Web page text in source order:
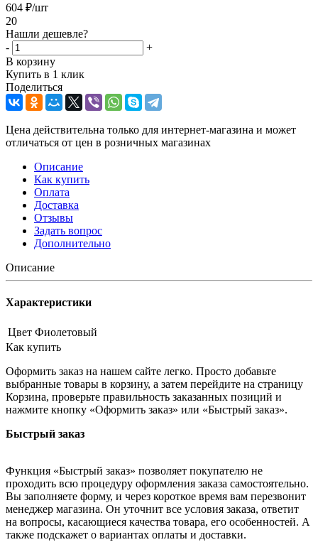
604 ₽/шт
20
Нашли дешевле?
-
+
В корзину
Купить в 1 клик
Поделиться
Цена действительна только для интернет-магазина и может
отличаться от цен в розничных магазинах
Описание
Как купить
Оплата
Доставка
Отзывы
Задать вопрос
Дополнительно
Описание
Характеристики
Цвет Фиолетовый
Как купить
Оформить заказ на нашем сайте легко. Просто добавьте
выбранные товары в корзину, а затем перейдите на страницу
Корзина, проверьте правильность заказанных позиций и
нажмите кнопку «Оформить заказ» или «Быстрый заказ».
Быстрый заказ
Функция «Быстрый заказ» позволяет покупателю не
проходить всю процедуру оформления заказа самостоятельно.
Вы заполняете форму, и через короткое время вам перезвонит
менеджер магазина. Он уточнит все условия заказа, ответит
на вопросы, касающиеся качества товара, его особенностей. А
также подскажет о вариантах оплаты и доставки.